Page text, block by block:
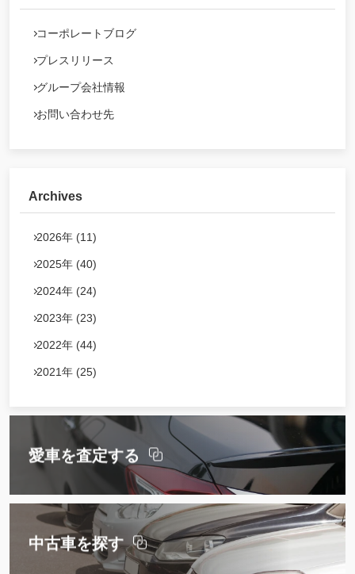
コーポレートブログ
プレスリリース
グループ会社情報
お問い合わせ先
Archives
2026年 (11)
2025年 (40)
2024年 (24)
2023年 (23)
2022年 (44)
2021年 (25)
愛車を査定する
中古車を探す